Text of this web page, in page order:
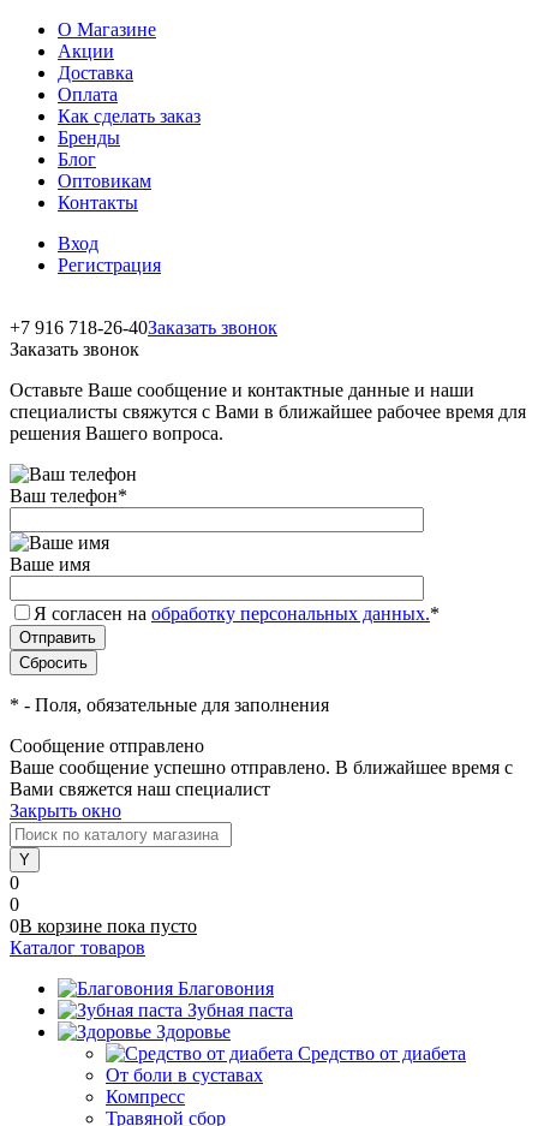
О Магазине
Акции
Доставка
Оплата
Как сделать заказ
Бренды
Блог
Оптовикам
Контакты
Вход
Регистрация
+7 916 718-26-40Заказать звонок
Заказать звонок
Оставьте Ваше сообщение и контактные данные и наши
специалисты свяжутся с Вами в ближайшее рабочее время для
решения Вашего вопроса.
Ваш телефон*
Ваше имя
Я согласен на обработку персональных данных.*
* - Поля, обязательные для заполнения
Сообщение отправлено
Ваше сообщение успешно отправлено. В ближайшее время с
Вами свяжется наш специалист
Закрыть окно
0
0
0В корзине пока пусто
Каталог товаров
Благовония
Зубная паста
Здоровье
Средство от диабета
От боли в суставах
Компресс
Травяной сбор